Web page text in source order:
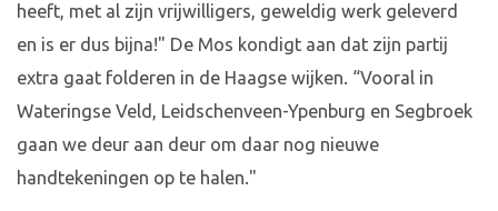
heeft, met al zijn vrijwilligers, geweldig werk geleverd
en is er dus bijna!" De Mos kondigt aan dat zijn partij
extra gaat folderen in de Haagse wijken. “Vooral in
Wateringse Veld, Leidschenveen-Ypenburg en Segbroek
gaan we deur aan deur om daar nog nieuwe
handtekeningen op te halen."